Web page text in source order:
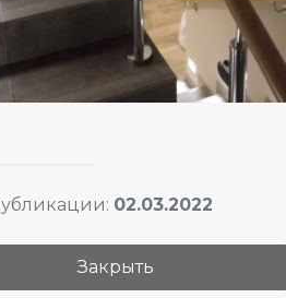
02.03.2022
Закрыть